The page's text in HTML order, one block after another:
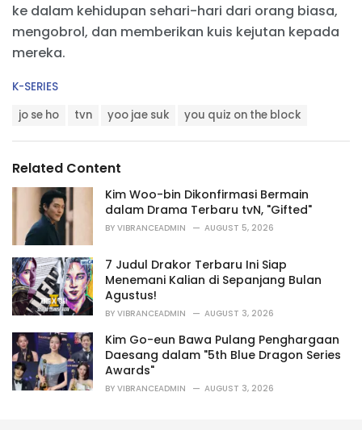
ke dalam kehidupan sehari-hari dari orang biasa,
mengobrol, dan memberikan kuis kejutan kepada
mereka.
C
r
i
K-SERIES
a
:
jo se ho tvn yoo jae suk you quiz on the block
Related Content
Kim Woo-bin Dikonfirmasi Bermain
dalam Drama Terbaru tvN, "Gifted"
BY VIBRANCEADMIN AUGUST 5, 2026
7 Judul Drakor Terbaru Ini Siap
Menemani Kalian di Sepanjang Bulan
Agustus!
BY VIBRANCEADMIN AUGUST 3, 2026
Kim Go-eun Bawa Pulang Penghargaan
Daesang dalam "5th Blue Dragon Series
Awards"
BY VIBRANCEADMIN AUGUST 3, 2026